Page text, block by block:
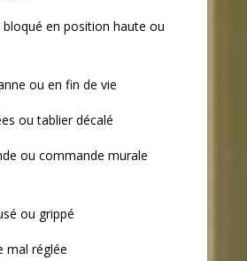
en position haute ou
ou en fin de vie
ou tablier décalé
ou commande murale
ou grippé
mal réglée